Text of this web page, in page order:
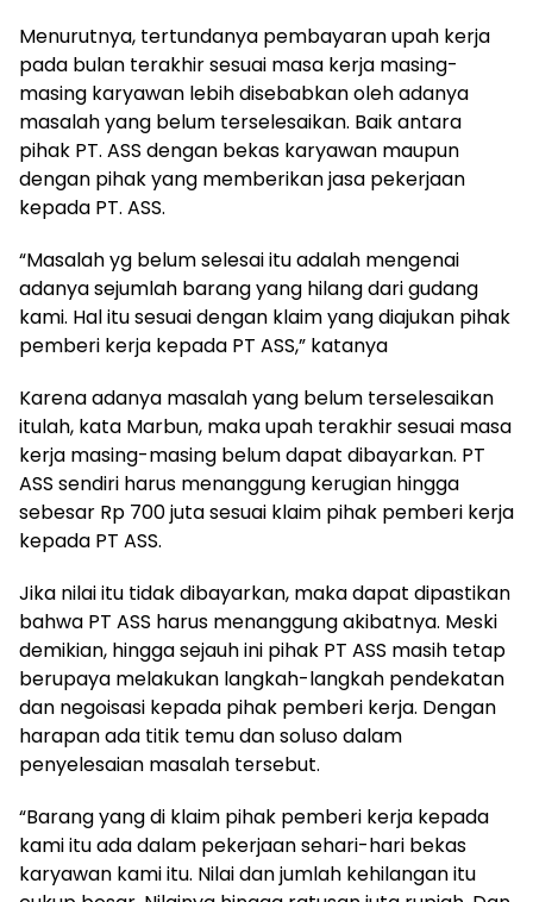
Menurutnya, tertundanya pembayaran upah kerja
pada bulan terakhir sesuai masa kerja masing-
masing karyawan lebih disebabkan oleh adanya
masalah yang belum terselesaikan. Baik antara
pihak PT. ASS dengan bekas karyawan maupun
dengan pihak yang memberikan jasa pekerjaan
kepada PT. ASS.
“Masalah yg belum selesai itu adalah mengenai
adanya sejumlah barang yang hilang dari gudang
kami. Hal itu sesuai dengan klaim yang diajukan pihak
pemberi kerja kepada PT ASS,” katanya
Karena adanya masalah yang belum terselesaikan
itulah, kata Marbun, maka upah terakhir sesuai masa
kerja masing-masing belum dapat dibayarkan. PT
ASS sendiri harus menanggung kerugian hingga
sebesar Rp 700 juta sesuai klaim pihak pemberi kerja
kepada PT ASS.
Jika nilai itu tidak dibayarkan, maka dapat dipastikan
bahwa PT ASS harus menanggung akibatnya. Meski
demikian, hingga sejauh ini pihak PT ASS masih tetap
berupaya melakukan langkah-langkah pendekatan
dan negoisasi kepada pihak pemberi kerja. Dengan
harapan ada titik temu dan soluso dalam
penyelesaian masalah tersebut.
“Barang yang di klaim pihak pemberi kerja kepada
kami itu ada dalam pekerjaan sehari-hari bekas
karyawan kami itu. Nilai dan jumlah kehilangan itu